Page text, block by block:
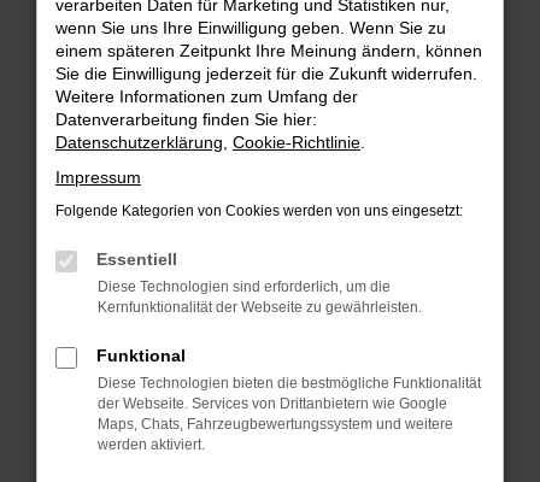
Beim Laden ist ein Fehler aufgetreten.
Hier sind ein paar Tipps, die dir helfen können:
Überprüfe deine Firewall und deine
Internetverbindung.
Laden andere Webseiten, zum Beispiel deine
Suchmaschine?
Prüfe deine Browsererweiterungen.
Manche Erweiterungen, wie Werbeblocker,
können das Laden bestimmter Seiten
verhindern. Funktioniert die Seite in einem
Fenster?
Starte dein Gerät neu.
Das kann manchmal helfen, vorübergehende
Probleme zu beheben.
verarbeiten Daten für Marketing und Statistiken nur,
wenn Sie uns Ihre Einwilligung geben. Wenn Sie zu
einem späteren Zeitpunkt Ihre Meinung ändern, können
Sie die Einwilligung jederzeit für die Zukunft widerrufen.
Weitere Informationen zum Umfang der
Datenverarbeitung finden Sie hier:
Datenschutzerklärung Cookie-Richtlinie
Impressum
Folgende Kategorien von Cookies werden von uns eingesetzt:
Essentiell
Diese Technologien sind erforderlich, um die
Kernfunktionalität der Webseite zu gewährleisten.
Funktional
Diese Technologien bieten die bestmögliche Funktionalität
der Webseite. Services von Drittanbietern wie Google
Maps, Chats, Fahrzeugbewertungssystem und weitere
werden aktiviert.